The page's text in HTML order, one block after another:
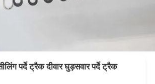
पर्दे ट्रैक दीवार घुड़सवार पर्दे ट्रैक